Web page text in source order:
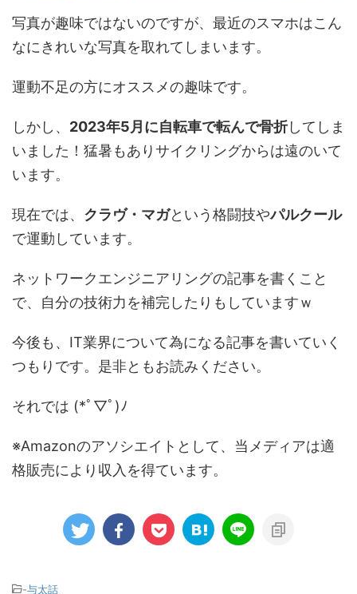
写真が趣味ではないのですが、最近のスマホはこん
なにきれいな写真を取れてしまいます。
運動不足の方にオススメの趣味です。
しかし、 2023年5月に自転車で転んで骨折してしま
いました！猛暑もありサイクリングからは遠のいて
います。
現在では、 クラヴ・マガという格闘技やパルクール
で運動しています。
ネットワークエンジニアリングの記事を書くこと
で、自分の技術力を補完したりもしていますｗ
今後も、IT業界について為になる記事を書いていく
つもりです。是非ともお読みください。
それでは (*ﾟ▽ﾟ)ﾉ
※Amazonのアソシエイトとして、当メディアは適
格販売により収入を得ています。
-与太話